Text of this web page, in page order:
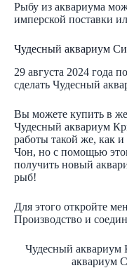
Рыбу из аквариума
имперской поставки
Чудесный аквариум
29 августа 2024 года
сделать Чудесный
Вы можете купить в
Чудесный аквариум
работы такой же, как
Чон, но с помощью
получить новый
рыб!
Для этого откройте
Производство и
Чудесный аквариум
аквариум